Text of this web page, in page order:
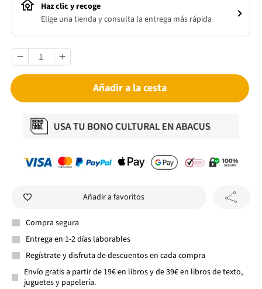
Haz clic y recoge
Elige una tienda y consulta la entrega más rápida
Añadir a la cesta
Añadir a favoritos
Compra segura
Entrega en 1-2 días laborables
Regístrate y disfruta de descuentos en cada compra
Envío gratis a partir de 19€ en libros y de 39€ en libros de texto,
juguetes y papelería.